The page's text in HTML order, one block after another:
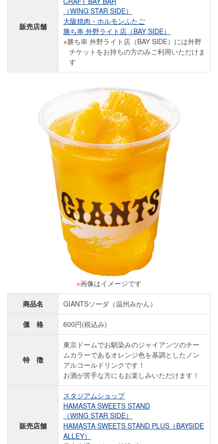
販売店舗
（WING STAR SIDE）
大阪焼肉・ホルモンふたご
勝ち串 外野ライト店（BAY SIDE）
勝ち串 外野ライト店（BAY SIDE）には外野
チケットをお持ちの方のみご利用いただけま
す
※画像はイメージです
商品名 GIANTSソーダ（温州みかん）
価 格 600円(税込み)
特 徴
東京ドームでお馴染みのジャイアンツのチー
ムカラーであるオレンジ色を基調としたノン
アルコールドリンクです！
お酒が苦手な方にもお楽しみいただけます！
販売店舗
スタジアムショップ
HAMASTA SWEETS STAND
（WING STAR SIDE）
HAMASTA SWEETS STAND PLUS（BAYSIDE
ALLEY）